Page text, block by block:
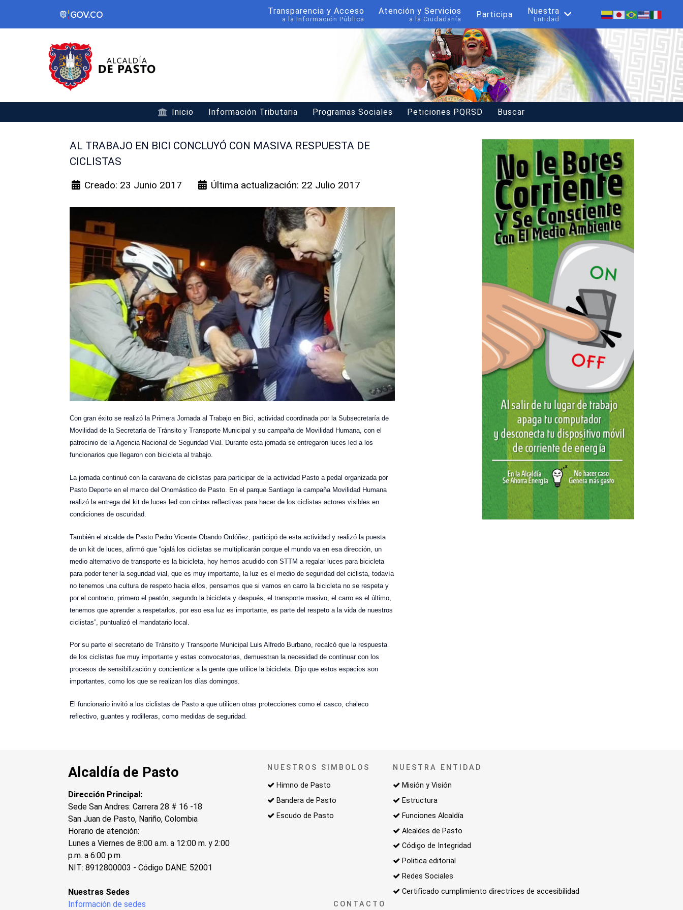
Transparencia y Acceso
a la Información Pública
Atención y Servicios
a la Ciudadanía Participa Nuestra
Entidad
Inicio Información Tributaria Programas Sociales Peticiones PQRSD Buscar
AL TRABAJO EN BICI CONCLUYÓ CON MASIVA RESPUESTA DE
CICLISTAS
Creado: 23 Junio 2017 Última actualización: 22 Julio 2017
Con gran éxito se realizó la Primera Jornada al Trabajo en Bici, actividad coordinada por la Subsecretaría de
Movilidad de la Secretaría de Tránsito y Transporte Municipal y su campaña de Movilidad Humana, con el
patrocinio de la Agencia Nacional de Seguridad Vial. Durante esta jornada se entregaron luces led a los
funcionarios que llegaron con bicicleta al trabajo.
La jornada continuó con la caravana de ciclistas para participar de la actividad Pasto a pedal organizada por
Pasto Deporte en el marco del Onomástico de Pasto. En el parque Santiago la campaña Movilidad Humana
realizó la entrega del kit de luces led con cintas reflectivas para hacer de los ciclistas actores visibles en
condiciones de oscuridad.
También el alcalde de Pasto Pedro Vicente Obando Ordóñez, participó de esta actividad y realizó la puesta
de un kit de luces, afirmó que “ojalá los ciclistas se multiplicarán porque el mundo va en esa dirección, un
medio alternativo de transporte es la bicicleta, hoy hemos acudido con STTM a regalar luces para bicicleta
para poder tener la seguridad vial, que es muy importante, la luz es el medio de seguridad del ciclista, todavía
no tenemos una cultura de respeto hacia ellos, pensamos que si vamos en carro la bicicleta no se respeta y
por el contrario, primero el peatón, segundo la bicicleta y después, el transporte masivo, el carro es el último,
tenemos que aprender a respetarlos, por eso esa luz es importante, es parte del respeto a la vida de nuestros
ciclistas”, puntualizó el mandatario local.
Por su parte el secretario de Tránsito y Transporte Municipal Luis Alfredo Burbano, recalcó que la respuesta
de los ciclistas fue muy importante y estas convocatorias, demuestran la necesidad de continuar con los
procesos de sensibilización y concientizar a la gente que utilice la bicicleta. Dijo que estos espacios son
importantes, como los que se realizan los días domingos.
El funcionario invitó a los ciclistas de Pasto a que utilicen otras protecciones como el casco, chaleco
reflectivo, guantes y rodilleras, como medidas de seguridad.
Alcaldía de Pasto
Dirección Principal:
Sede San Andres: Carrera 28 # 16 -18
San Juan de Pasto, Nariño, Colombia
Horario de atención:
Lunes a Viernes de 8:00 a.m. a 12:00 m. y 2:00
p.m. a 6:00 p.m.
NIT: 8912800003 - Código DANE: 52001
Nuestras Sedes
Información de sedes
NUESTROS SIMBOLOS
Himno de Pasto
Bandera de Pasto
Escudo de Pasto
NUESTRA ENTIDAD
Misión y Visión
Estructura
Funciones Alcaldía
Alcaldes de Pasto
Código de Integridad
Politica editorial
Redes Sociales
Certificado cumplimiento directrices de accesibilidad
CONTACTO